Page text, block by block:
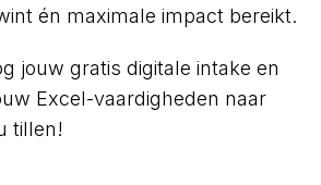
én maximale impact bereikt.
jouw gratis digitale intake en
Excel-vaardigheden naar
tillen!